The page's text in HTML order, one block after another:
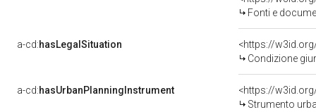
Fonti e
a-cd:hasLegalSituation
Condizione
a-cd:hasUrbanPlanningInstrument
Strumento